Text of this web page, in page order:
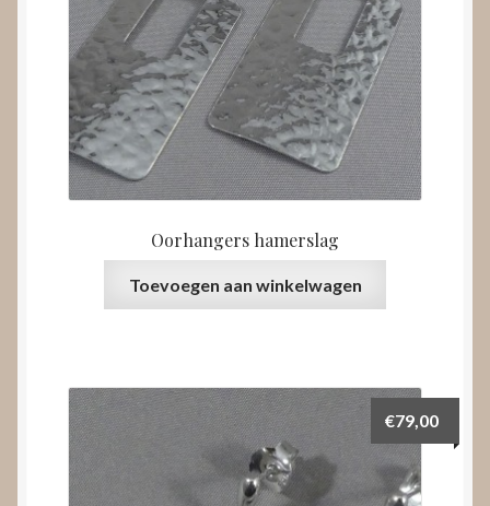
Oorhangers hamerslag
Toevoegen aan winkelwagen
€79,00